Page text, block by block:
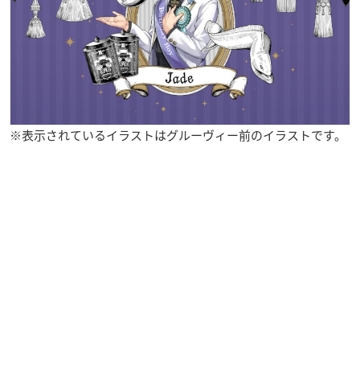
※表示されているイラストはグルーヴィー前のイラストです。